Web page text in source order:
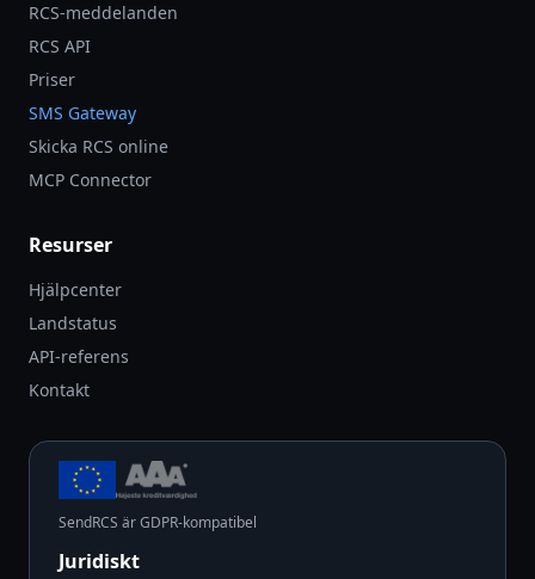
RCS-meddelanden
RCS API
Priser
SMS Gateway
Skicka RCS online
MCP Connector
Resurser
Hjälpcenter
Landstatus
API-referens
Kontakt
SendRCS är GDPR-kompatibel
Juridiskt